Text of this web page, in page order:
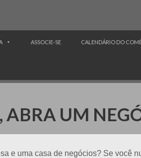
ASSOCIE-SE CALENDÁRIO DO
ABRA UM
e uma casa de negócios? Se você